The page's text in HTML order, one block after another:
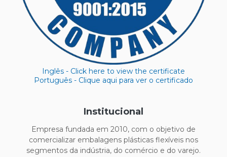
Inglês - Click here to view the certificate
Português - Clique aqui para ver o certificado
Institucional
Empresa fundada em 2010, com o objetivo de
comercializar embalagens plásticas flexíveis nos
segmentos da indústria, do comércio e do varejo.